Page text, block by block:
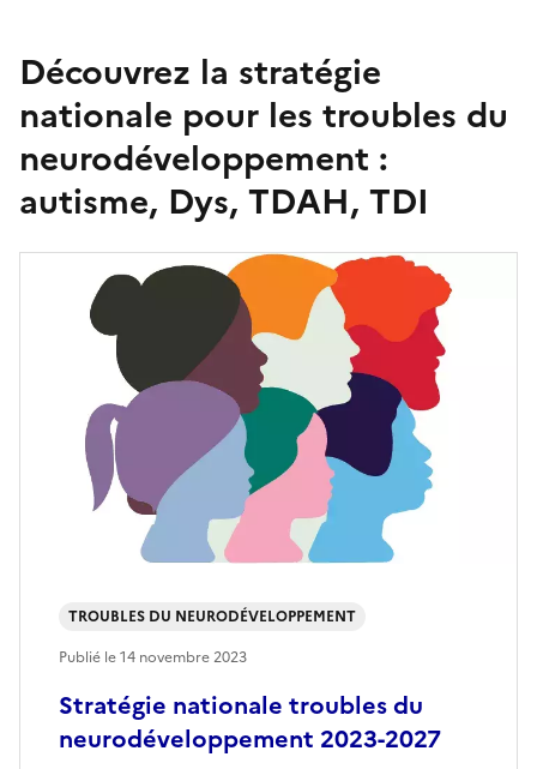
Découvrez la stratégie
nationale pour les troubles du
neurodéveloppement :
autisme, Dys, TDAH, TDI
Stratégie nationale troubles du
neurodéveloppement 2023-2027
TROUBLES DU NEURODÉVELOPPEMENT
Publié le14 novembre 2023